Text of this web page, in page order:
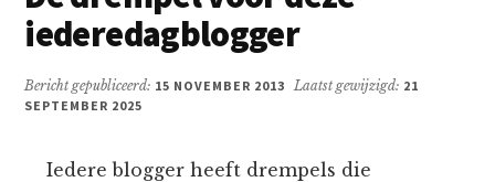
iederedagblogger
Bericht gepubliceerd: 15 NOVEMBER 2013 Laatst gewijzigd: 21
SEPTEMBER 2025
Iedere blogger heeft drempels die